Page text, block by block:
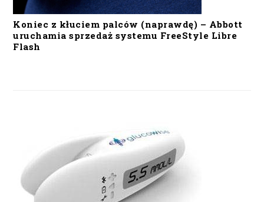
Koniec z kłuciem palców (naprawdę) – Abbott
uruchamia sprzedaż systemu FreeStyle Libre
Flash